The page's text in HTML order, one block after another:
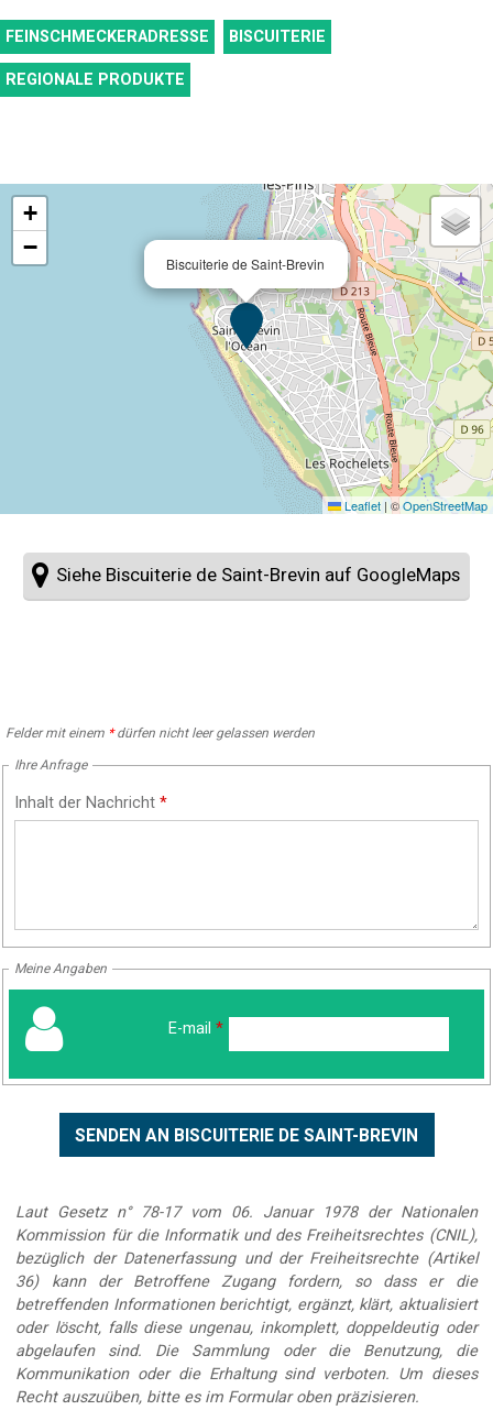
FEINSCHMECKERADRESSE
BISCUITERIE
REGIONALE PRODUKTE
Biscuiterie de Saint-Brevin
+
−
Leaflet | ©OpenStreetMap
Siehe Biscuiterie de Saint-Brevin auf GoogleMaps
Felder mit einem *dürfen nicht leer gelassen werden
Ihre Anfrage
Inhalt der Nachricht*
Meine Angaben
E-mail *
Laut Gesetz n° 78-17 vom 06. Januar 1978 der Nationalen
Kommission für die Informatik und des Freiheitsrechtes (CNIL),
bezüglich der Datenerfassung und der Freiheitsrechte (Artikel
36) kann der Betroffene Zugang fordern, so dass er die
betreffenden Informationen berichtigt, ergänzt, klärt, aktualisiert
oder löscht, falls diese ungenau, inkomplett, doppeldeutig oder
abgelaufen sind. Die Sammlung oder die Benutzung, die
Kommunikation oder die Erhaltung sind verboten. Um dieses
Recht auszuüben, bitte es im Formular oben präzisieren.